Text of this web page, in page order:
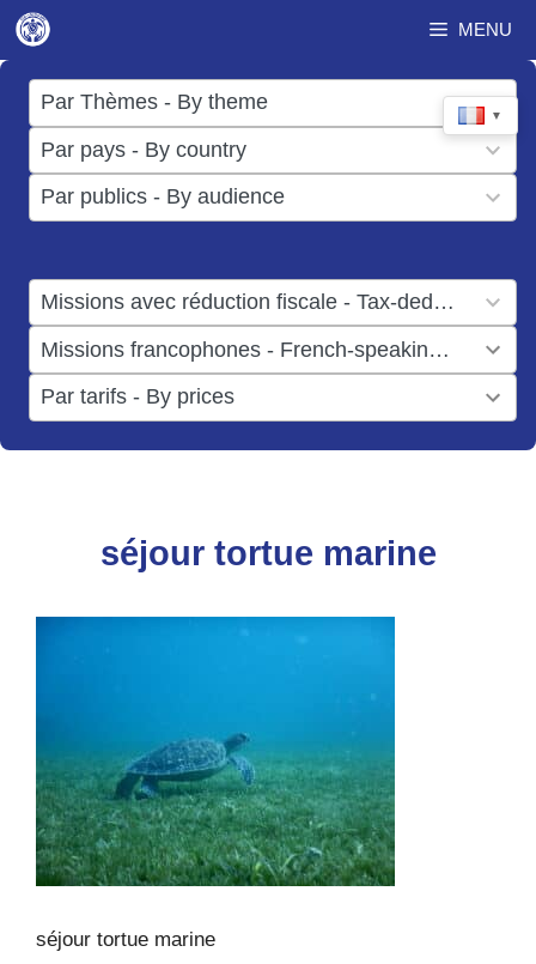
Aller
au
contenu
MENU
▼
Par Thèmes - By theme
17
results
available
Par pays - By country
50
results
available
Par publics - By audience
results
Missions avec réduction fiscale - Tax-deductible missions
result
available
Missions francophones - French-speaking missions
result
available
Par tarifs - By prices
results
available
séjour tortue marine
séjour tortue marine